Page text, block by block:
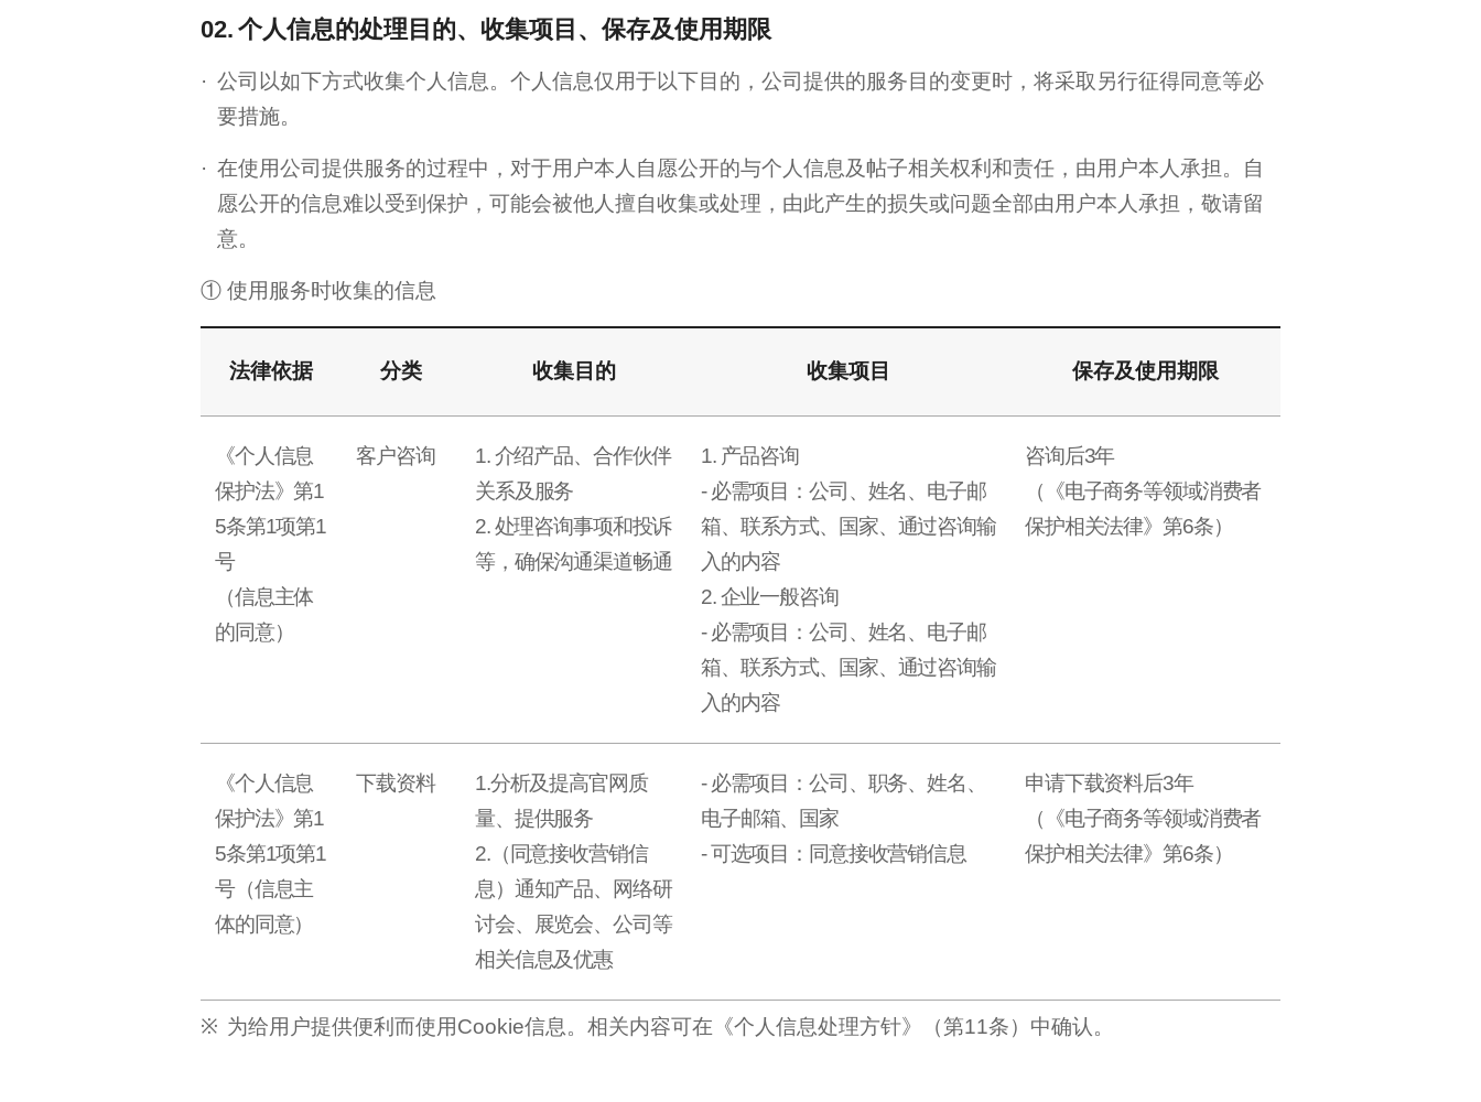
02. 个人信息的处理目的、收集项目、保存及使用期限
公司以如下方式收集个人信息。个人信息仅用于以下目的，公司提供的服务目的变更时，将采取另行征得同意等必
要措施。
在使用公司提供服务的过程中，对于用户本人自愿公开的与个人信息及帖子相关权利和责任，由用户本人承担。自
愿公开的信息难以受到保护，可能会被他人擅自收集或处理，由此产生的损失或问题全部由用户本人承担，敬请留
意。
使用服务时收集的信息
法律依据 分类 收集目的 收集项目 保存及使用期限
《个人信息
保护法》第1
5条第1项第1
号
（信息主体
的同意）
客户咨询
1. 介绍产品、合作伙伴
关系及服务
2. 处理咨询事项和投诉
等，确保沟通渠道畅通
1. 产品咨询
- 必需项目：公司、姓名、电子邮
箱、联系方式、国家、通过咨询输
入的内容
2. 企业一般咨询
- 必需项目：公司、姓名、电子邮
箱、联系方式、国家、通过咨询输
入的内容
咨询后3年
（《电子商务等领域消费者
保护相关法律》第6条）
《个人信息
保护法》第1
5条第1项第1
号（信息主
体的同意）
下载资料
1.分析及提高官网质
量、提供服务
2.（同意接收营销信
息）通知产品、网络研
讨会、展览会、公司等
相关信息及优惠
- 必需项目：公司、职务、姓名、
电子邮箱、国家
- 可选项目：同意接收营销信息
申请下载资料后3年
（《电子商务等领域消费者
保护相关法律》第6条）
为给用户提供便利而使用Cookie信息。相关内容可在《个人信息处理方针》（第11条）中确认。